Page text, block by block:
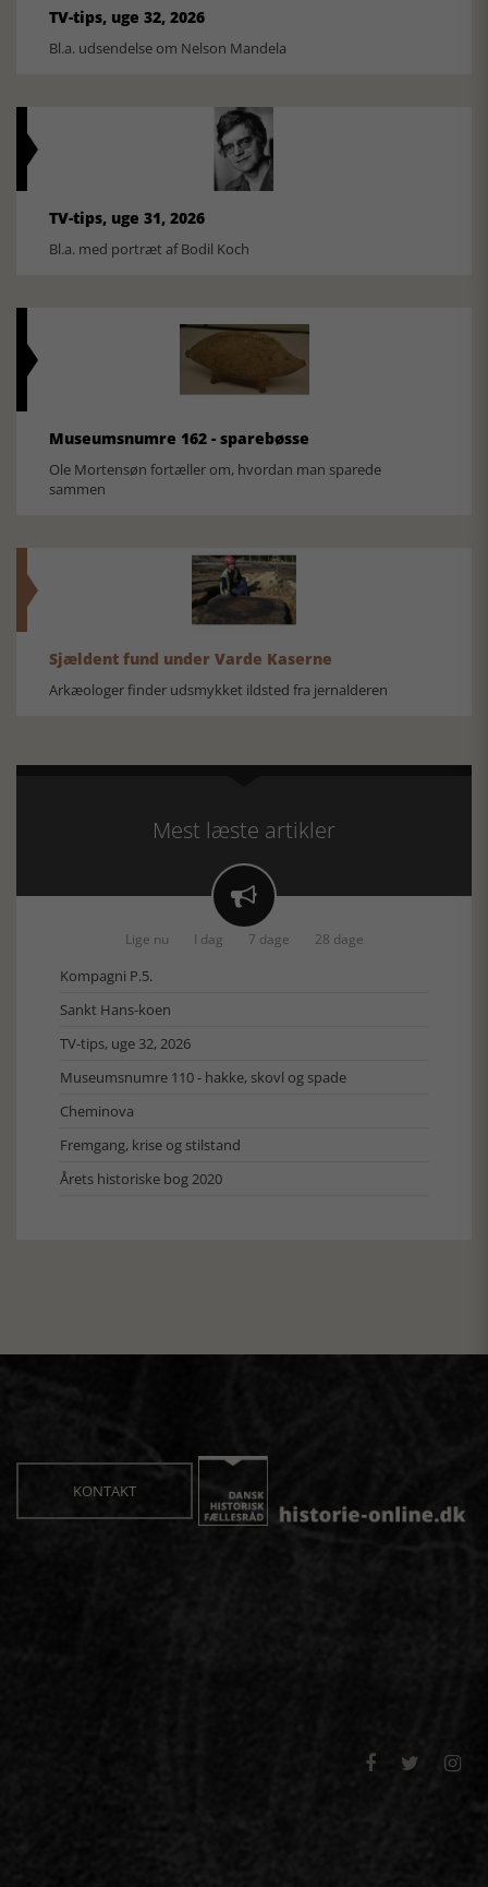
TV-tips, uge 32, 2026
Bl.a. udsendelse om Nelson Mandela
TV-tips, uge 31, 2026
Bl.a. med portræt af Bodil Koch
Museumsnumre 162 - sparebøsse
Ole Mortensøn fortæller om, hvordan man sparede
sammen
Sjældent fund under Varde Kaserne
Arkæologer finder udsmykket ildsted fra jernalderen
Mest læste artikler

Lige nu I dag 7 dage 28 dage
Kompagni P.5.
Sankt Hans-koen
TV-tips, uge 32, 2026
Museumsnumre 110 - hakke, skovl og spade
Cheminova
Fremgang, krise og stilstand
Årets historiske bog 2020
KONTAKT
  